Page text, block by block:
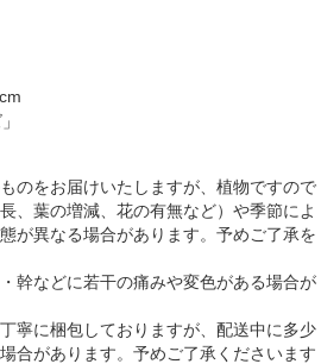
のをお届けいたしますが、植物ですので
、葉の増減、花の有無など）や季節によ
が異なる場合があります。予めご了承を
幹などに若干の痛みや変色がある場合が
寧に梱包しておりますが、配送中に多少
合があります。予めご了承くださいます